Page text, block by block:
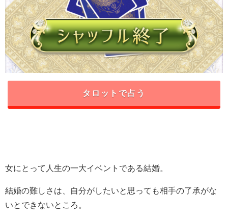
タロットで占う
女にとって人生の一大イベントである結婚。
結婚の難しさは、自分がしたいと思っても相手の了承がな
いとできないところ。